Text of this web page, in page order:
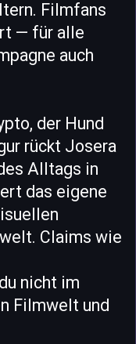
Filmfans
— für alle
auch
der Hund
rückt Josera
Alltags in
das eigene
Claims wie
nicht im
Filmwelt und